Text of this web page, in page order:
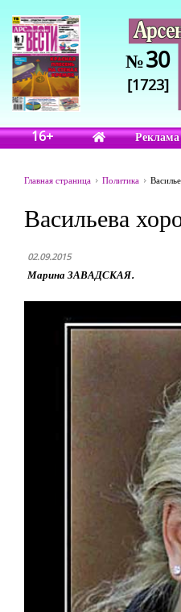
№30
[1723]
16+ Реклама
Главная страница Политика
Васильева
02.09.2015
Марина ЗАВАДСКАЯ.